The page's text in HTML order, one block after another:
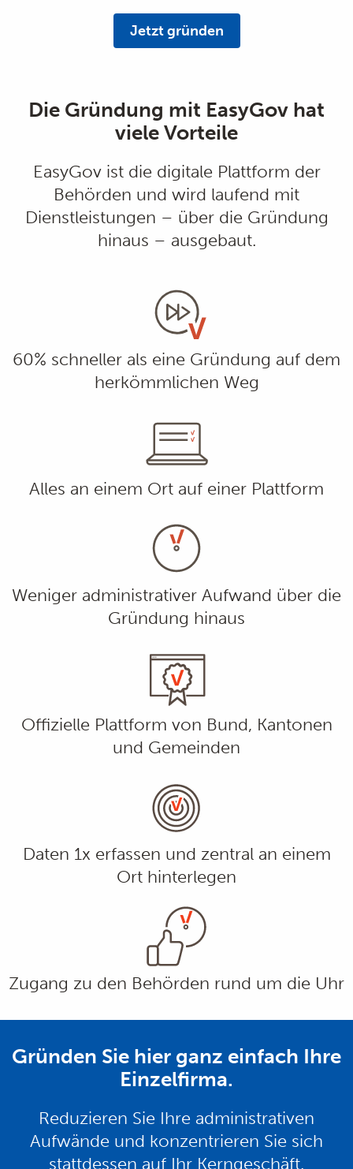
Jetzt gründen
Die Gründung mit EasyGov hat
viele Vorteile
EasyGov ist die digitale Plattform der
Behörden und wird laufend mit
Dienstleistungen – über die Gründung
hinaus – ausgebaut.
60% schneller als eine Gründung auf dem
herkömmlichen Weg
Alles an einem Ort auf einer Plattform
Weniger administrativer Aufwand über die
Gründung hinaus
Offizielle Plattform von Bund, Kantonen
und Gemeinden
Daten 1x erfassen und zentral an einem
Ort hinterlegen
Zugang zu den Behörden rund um die Uhr
Gründen Sie hier ganz einfach Ihre
Einzelfirma.
Reduzieren Sie Ihre administrativen
Aufwände und konzentrieren Sie sich
stattdessen auf Ihr Kerngeschäft.